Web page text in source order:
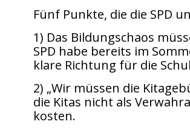
Fünf Punkte, die die SPD
1) Das Bildungschaos
SPD habe bereits im
klare Richtung für die
2) „Wir müssen die
die Kitas nicht als
kosten.